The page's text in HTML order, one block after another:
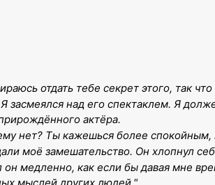
отдать тебе секрет этого, так
засмеялся над его спектаклем. Я
актёра.
нет? Ты кажешься более
моё замешательство. Он хлопнул
медленно, как если бы давая мне